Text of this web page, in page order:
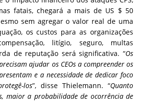
fatais, chegará a mais de US $ 50
sem agregar o valor real de uma
os custos para as organizações
litígio, seguro, multas
de reputação será significativa. “Os
ajudar os CEOs a compreender os
e a necessidade de dedicar foco
los”, disse Thielemann. “Quanto
maior a probabilidade de ocorrência de